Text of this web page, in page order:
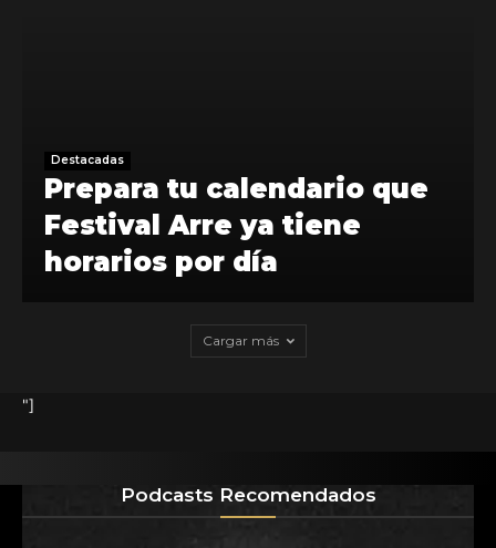
Destacadas
Prepara tu calendario que
Festival Arre ya tiene
horarios por día
Cargar más
"]
Podcasts Recomendados